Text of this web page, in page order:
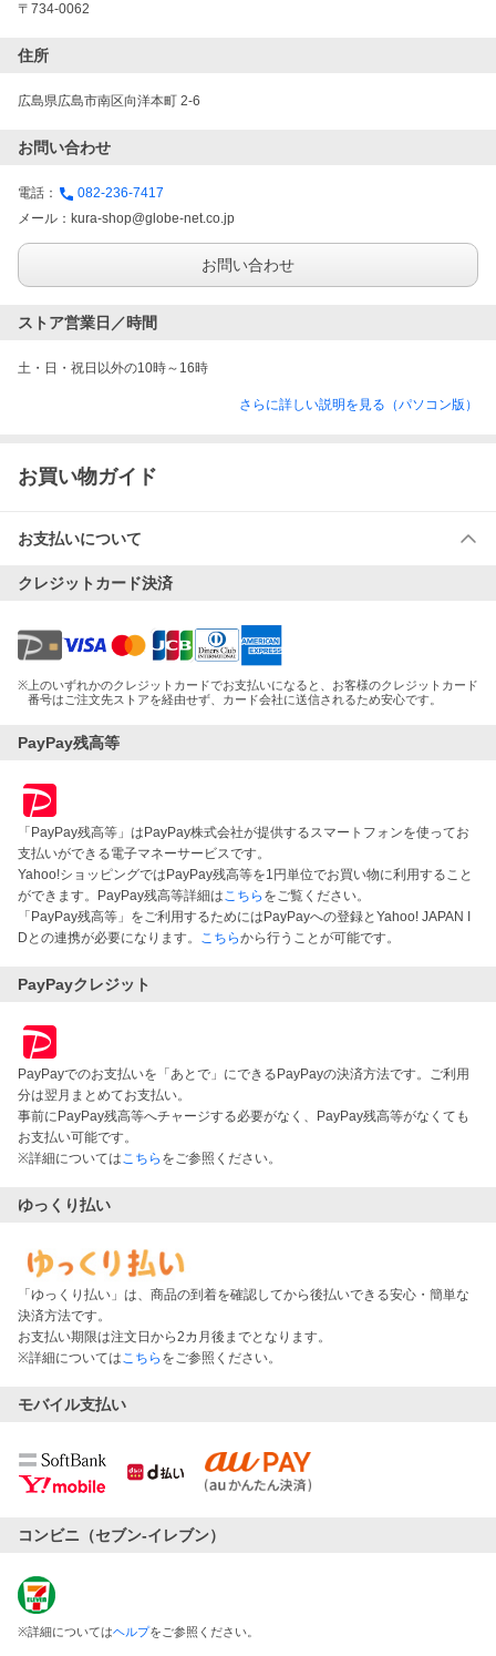
〒734-0062
住所
広島県広島市南区向洋本町 2-6
お問い合わせ
電話：
082-236-7417
メール： kura-shop@globe-net.co.jp
お問い合わせ
ストア営業日／時間
土・日・祝日以外の10時～16時
さらに詳しい説明を見る（パソコン版）
お買い物ガイド
お支払いについて
クレジットカード決済
※ 上のいずれかのクレジットカードでお支払いになると、お客様のクレジットカード
番号はご注文先ストアを経由せず、カード会社に送信されるため安心です。
PayPay残高等
「PayPay残高等」はPayPay株式会社が提供するスマートフォンを使ってお
支払いができる電子マネーサービスです。
Yahoo!ショッピングではPayPay残高等を1円単位でお買い物に利用すること
ができます。PayPay残高等詳細はこちら をご覧ください。
「PayPay残高等」をご利用するためにはPayPayへの登録とYahoo! JAPAN I
Dとの連携が必要になります。 こちらから行うことが可能です。
PayPayクレジット
PayPayでのお支払いを「あとで」にできるPayPayの決済方法です。ご利用
分は翌月まとめてお支払い。
事前にPayPay残高等へチャージする必要がなく、PayPay残高等がなくても
お支払い可能です。
※詳細についてはこちら をご参照ください。
ゆっくり払い
「ゆっくり払い」は、商品の到着を確認してから後払いできる安心・簡単な
決済方法です。
お支払い期限は注文日から2カ月後までとなります。
※詳細についてはこちら をご参照ください。
モバイル支払い
コンビニ（セブン-イレブン）
※詳細についてはヘルプをご参照ください。